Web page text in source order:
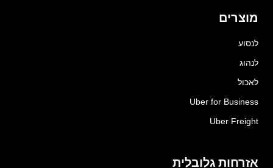
מוצרים
לנסוע
לנהוג
לאכול
Uber for Business
Uber Freight
אזרחות גלובלית